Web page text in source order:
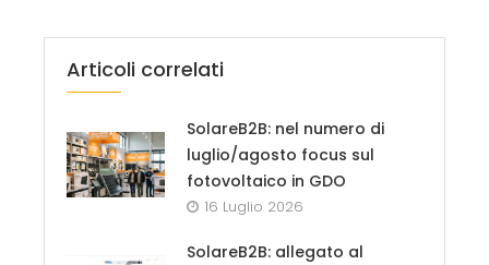
Articoli correlati
SolareB2B: nel numero di
luglio/agosto focus sul
fotovoltaico in GDO
16 Luglio 2026
SolareB2B: allegato al